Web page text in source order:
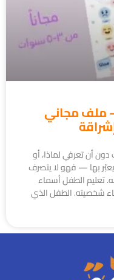
ملف مجاني
أن تعرفي لماذا، أو
بها — فهو لا يتصرف
تعليم الطفل أسماء
شخصيته. الطفل الذي